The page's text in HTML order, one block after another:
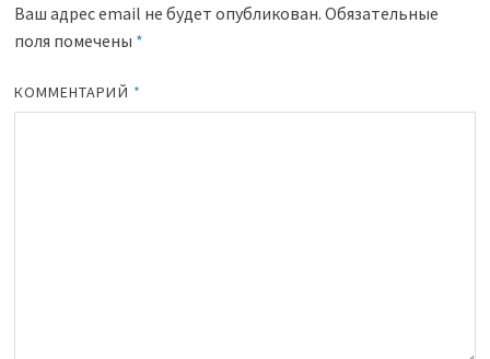
Ваш адрес email не будет опубликован. Обязательные
поля помечены *
КОММЕНТАРИЙ *